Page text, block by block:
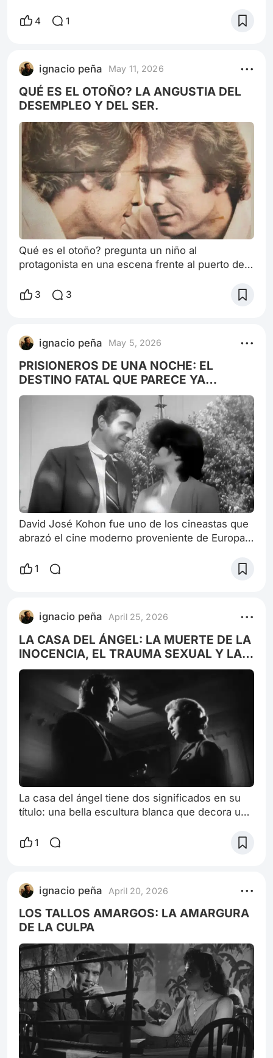
padecer cualquiera de nosotros) sino que
pares y un camino de vida que se enturbia cada
vez más a medida que la obra va avanzando,
hasta alcanzar su final abierto, en el que desc
4 1
ignacio peña May 11, 2026
QUÉ ES EL OTOÑO? LA ANGUSTIA DEL
DESEMPLEO Y DEL SER.
Qué es el otoño? pregunta un niño al
protagonista en una escena frente al puerto de
"vamos! si ya lo sabes"!, sin embargo, escapa a
XIX el otoño no es una simple estación del año
sino una expresión de la naturaleza que refleja
la subjetividad individual, en
3 3
ignacio peña May 5, 2026
PRISIONEROS DE UNA NOCHE: EL
DESTINO FATAL QUE PARECE YA
ESCRITO Y EL SUICIDIO SIMBÓLICO
David José Kohon fue uno de los cineastas que
abrazó el cine moderno proveniente de Europa
generación del 60 luego de gustar con un
drama cuya densidad consiste en un vínculo
que ya de antemano parece haber nacido
muerto, aunque sobrevive toda la historia has
1
ignacio peña April 25, 2026
LA CASA DEL ÁNGEL: LA MUERTE DE LA
INOCENCIA, EL TRAUMA SEXUAL Y LA
CORRUPCIÓN POLÍTICA
La casa del ángel tiene dos significados en su
título: una bella escultura blanca que decora una
aunque la narradora protagonista afirma que
femenino llamado Ana, actuada por una Elsa
Daniel impecablemente perturbada. Su
expresión de conmoción facial no surge
gratuitamen
1
ignacio peña April 20, 2026
LOS TALLOS AMARGOS: LA AMARGURA
DE LA CULPA